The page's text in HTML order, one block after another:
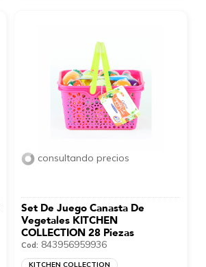
consultando precios
Set De Juego Canasta De
Vegetales KITCHEN
COLLECTION 28 Piezas
Cod: 843956959936
KITCHEN COLLECTION